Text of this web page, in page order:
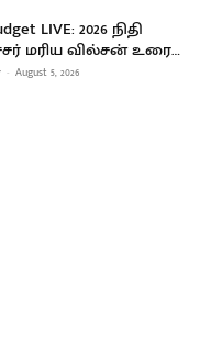
LIVE: 2026 நிதி
மரிய வில்சன் உரை…
- August 5, 2026